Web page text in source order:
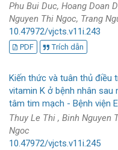
Phu Bui Duc, Hoang Doan
Nguyen Thi Ngoc, Trang
10.47972/vjcts.v11i.243
PDF Trích dẫn
Kiến thức và tuân thủ điều
vitamin K ở bệnh nhân
tâm tim mạch - Bệnh viện
Thuy Le Thi , Binh Nguyen
Ngoc
10.47972/vjcts.v11i.245